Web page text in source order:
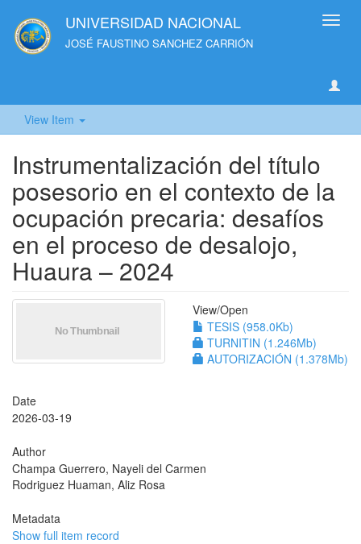
UNIVERSIDAD NACIONAL
JOSÉ FAUSTINO SANCHEZ CARRIÓN
View Item
Instrumentalización del título
posesorio en el contexto de la
ocupación precaria: desafíos
en el proceso de desalojo,
Huaura – 2024
View/Open
TESIS (958.0Kb)
TURNITIN (1.246Mb)
AUTORIZACIÓN (1.378Mb)
Date
2026-03-19
Author
Champa Guerrero, Nayeli del Carmen
Rodriguez Huaman, Aliz Rosa
Metadata
Show full item record